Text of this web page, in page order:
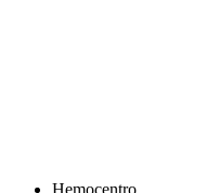
Hemocentro